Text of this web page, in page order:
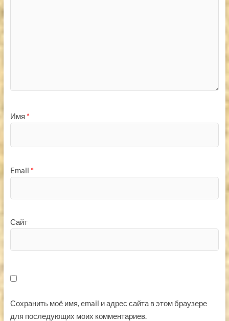
Имя *
Email *
Сайт
Сохранить моё имя, email и адрес сайта в этом браузере
для последующих моих комментариев.